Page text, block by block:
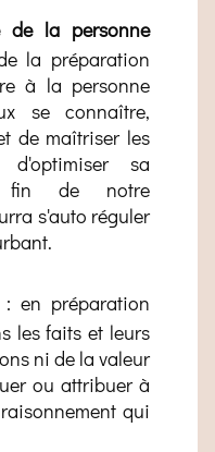
de la personne
la préparation
à la personne
se connaître,
de maîtriser les
sa
de notre
s'auto réguler
en préparation
les faits et leurs
ni de la valeur
ou attribuer à
qui